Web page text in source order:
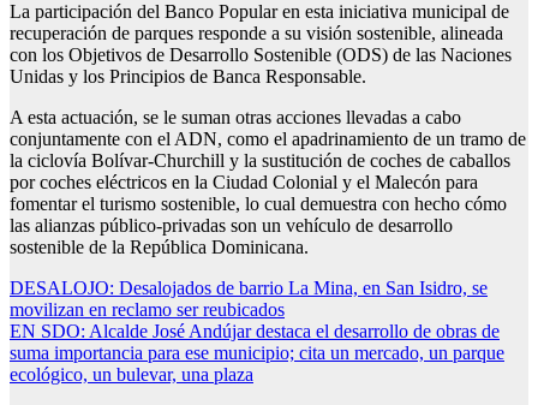
La participación del Banco Popular en esta iniciativa municipal de
recuperación de parques responde a su visión sostenible, alineada
con los Objetivos de Desarrollo Sostenible (ODS) de las Naciones
Unidas y los Principios de Banca Responsable.
A esta actuación, se le suman otras acciones llevadas a cabo
conjuntamente con el ADN, como el apadrinamiento de un tramo de
la ciclovía Bolívar-Churchill y la sustitución de coches de caballos
por coches eléctricos en la Ciudad Colonial y el Malecón para
fomentar el turismo sostenible, lo cual demuestra con hecho cómo
las alianzas público-privadas son un vehículo de desarrollo
sostenible de la República Dominicana.
Navegación
de
entradas
DESALOJO: Desalojados de barrio La Mina, en San Isidro, se
movilizan en reclamo ser reubicados
EN SDO: Alcalde José Andújar destaca el desarrollo de obras de
suma importancia para ese municipio; cita un mercado, un parque
ecológico, un bulevar, una plaza